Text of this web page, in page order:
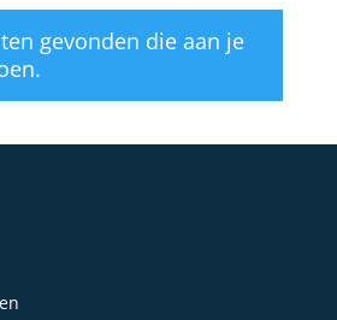
gevonden die aan je